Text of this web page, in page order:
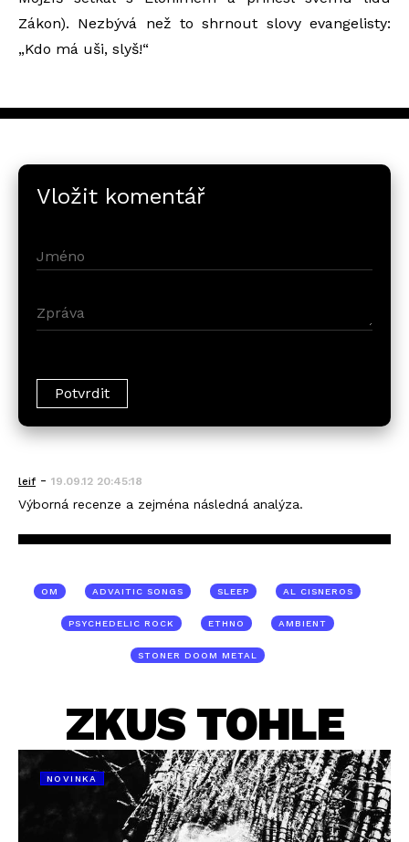
Zákon). Nezbývá než to shrnout slovy evangelisty:
„Kdo má uši, slyš!“
Vložit komentář
leif - 19.09.12 20:45:18
Výborná recenze a zejména následná analýza.
OM ADVAITIC SONGS SLEEP AL CISNEROS
PSYCHEDELIC ROCK ETHNO AMBIENT
STONER DOOM METAL
ZKUS TOHLE
NOVINKA